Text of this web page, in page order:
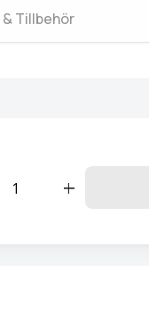
Tillbehör
add